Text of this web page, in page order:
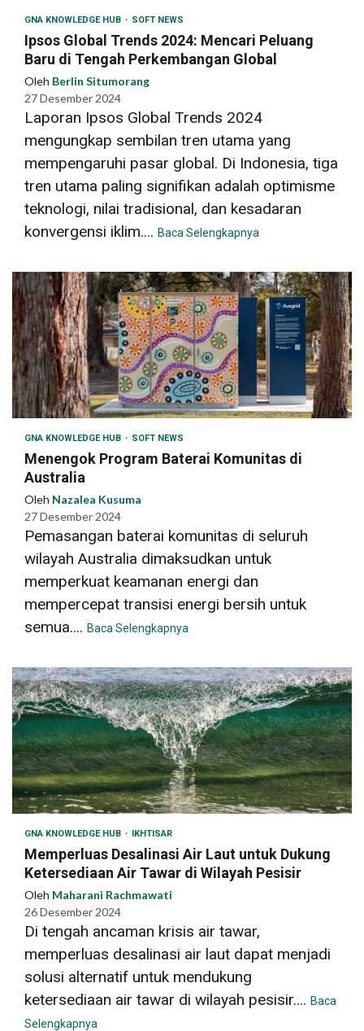
GNA KNOWLEDGE HUB SOFT NEWS
Ipsos Global Trends 2024: Mencari Peluang
Baru di Tengah Perkembangan Global
Oleh Berlin Situmorang
27 Desember 2024
Laporan Ipsos Global Trends 2024
mengungkap sembilan tren utama yang
mempengaruhi pasar global. Di Indonesia, tiga
tren utama paling signifikan adalah optimisme
teknologi, nilai tradisional, dan kesadaran
konvergensi iklim.... Baca Selengkapnya
GNA KNOWLEDGE HUB SOFT NEWS
Menengok Program Baterai Komunitas di
Australia
Oleh Nazalea Kusuma
27 Desember 2024
Pemasangan baterai komunitas di seluruh
wilayah Australia dimaksudkan untuk
memperkuat keamanan energi dan
mempercepat transisi energi bersih untuk
semua.... Baca Selengkapnya
GNA KNOWLEDGE HUB IKHTISAR
Memperluas Desalinasi Air Laut untuk Dukung
Ketersediaan Air Tawar di Wilayah Pesisir
Oleh Maharani Rachmawati
26 Desember 2024
Di tengah ancaman krisis air tawar,
memperluas desalinasi air laut dapat menjadi
solusi alternatif untuk mendukung
ketersediaan air tawar di wilayah pesisir.... Baca
Selengkapnya